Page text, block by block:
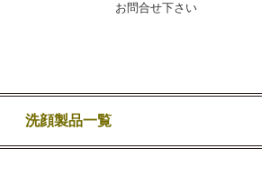
お問合せ下さい
洗顔製品一覧